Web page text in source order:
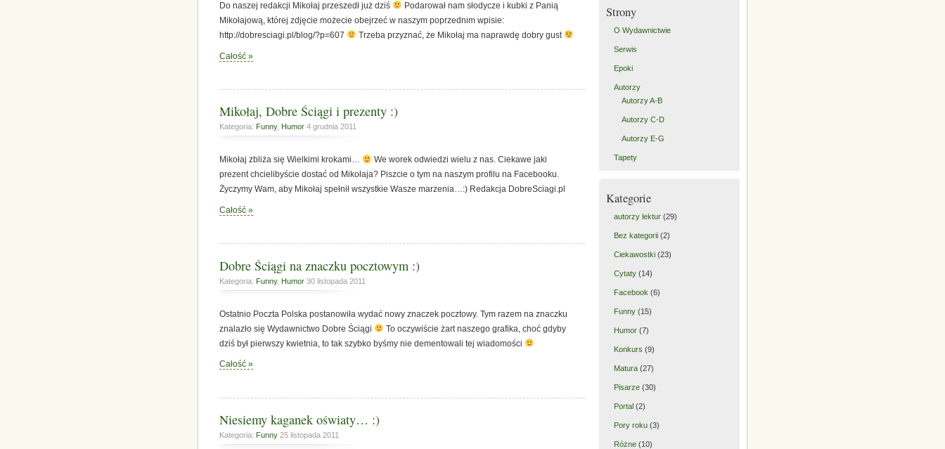
Do naszej redakcji Mikołaj przeszedł już dziś
Podarował nam słodycze i kubki z Panią
Mikołajową, której zdjęcie możecie obejrzeć w naszym poprzednim wpisie:
http://dobresciagi.pl/blog/?p=607
Trzeba przyznać, że Mikołaj ma naprawdę dobry gust
Całość »
Mikołaj, Dobre Ściągi i prezenty :)
Kategoria: Funny, Humor 4 grudnia 2011
Mikołaj zbliża się Wielkimi krokami…
We worek odwiedzi wielu z nas. Ciekawe jaki
prezent chcielibyście dostać od Mikołaja? Piszcie o tym na naszym profilu na Facebooku.
Życzymy Wam, aby Mikołaj spełnił wszystkie Wasze marzenia…:) Redakcja DobreSciagi.pl
Całość »
Dobre Ściągi na znaczku pocztowym :)
Kategoria: Funny, Humor 30 listopada 2011
Ostatnio Poczta Polska postanowiła wydać nowy znaczek pocztowy. Tym razem na znaczku
znalazło się Wydawnictwo Dobre Ściągi
To oczywiście żart naszego grafika, choć gdyby
dziś był pierwszy kwietnia, to tak szybko byśmy nie dementowali tej wiadomości
Całość »
Niesiemy kaganek oświaty… :)
Kategoria: Funny 25 listopada 2011
Strony
O Wydawnictwie
Serwis
Epoki
Autorzy
Autorzy A-B
Autorzy C-D
Autorzy E-G
Tapety
Kategorie
autorzy lektur(29)
Bez kategorii(2)
Ciekawostki(23)
Cytaty(14)
Facebook (6)
Funny(15)
Humor(7)
Konkurs (9)
Matura(27)
Pisarze(30)
Portal(2)
Pory roku(3)
Różne(10)